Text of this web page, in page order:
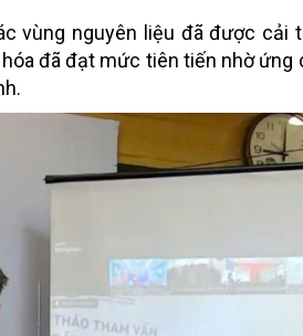
vùng nguyên liệu đã được cải
đã đạt mức tiên tiến nhờ ứng